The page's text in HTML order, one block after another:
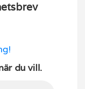
du vill.